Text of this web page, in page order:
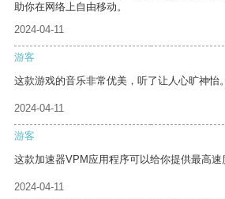
助你在网络上自由移动。
2024-04-11
游客
这款游戏的音乐非常优美，听了让人心旷神怡。
2024-04-11
游客
这款加速器VPM应用程序可以给你提供最高速
2024-04-11